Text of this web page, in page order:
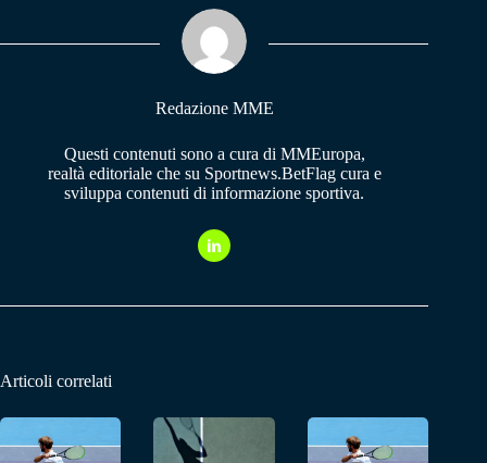
pp m
Redazione MME
Questi contenuti sono a cura di MMEuropa,
realtà editoriale che su Sportnews.BetFlag cura e
sviluppa contenuti di informazione sportiva.
Articoli correlati